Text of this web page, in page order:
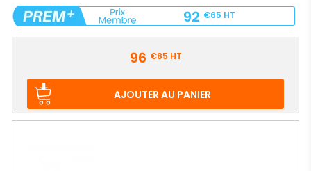
92 €65 HT
96 €85 HT
AJOUTER AU PANIER